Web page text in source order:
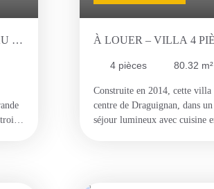
-
À LOUER – VILLA 4
4 pièces 80.32 m²
Construite en 2014, cette villa
centre de Draguignan, dans
séjour lumineux avec cuisine